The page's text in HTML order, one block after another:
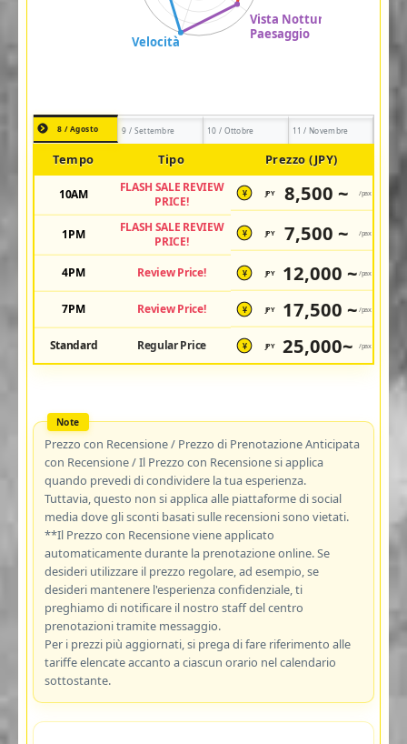
8 / Agosto 9 / Settembre 10 / Ottobre 11 / Novembre
Tempo Tipo Prezzo (JPY)
10AM
FLASH SALE REVIEW
PRICE!
¥ JPY 8,500 ~ /pax
1PM
FLASH SALE REVIEW
PRICE!
¥ JPY 7,500 ~ /pax
4PM Review Price! ¥ JPY 12,000 ~ /pax
7PM Review Price! ¥ JPY 17,500 ~ /pax
Standard Regular Price ¥ JPY 25,000~ /pax
Prezzo con Recensione / Prezzo di Prenotazione Anticipata
con Recensione / Il Prezzo con Recensione si applica
quando prevedi di condividere la tua esperienza.
Tuttavia, questo non si applica alle piattaforme di social
media dove gli sconti basati sulle recensioni sono vietati.
**Il Prezzo con Recensione viene applicato
automaticamente durante la prenotazione online. Se
desideri utilizzare il prezzo regolare, ad esempio, se
desideri mantenere l'esperienza confidenziale, ti
preghiamo di notificare il nostro staff del centro
prenotazioni tramite messaggio.
Per i prezzi più aggiornati, si prega di fare riferimento alle
tariffe elencate accanto a ciascun orario nel calendario
sottostante.